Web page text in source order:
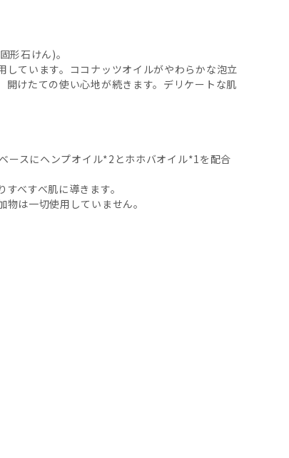
形石けん)。
ています。ココナッツオイルがやわらかな泡立
けたての使い心地が続きます。デリケートな肌
ースにヘンプオイル*2とホホバオイル*1を配合
べすべ肌に導きます。
は一切使用していません。